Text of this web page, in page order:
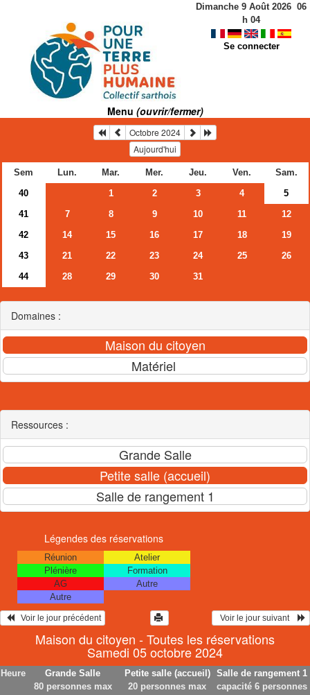
Dimanche 9 Août 2026 06
h 04
Se connecter
Menu (ouvrir/fermer)
Octobre 2024
Aujourd'hui
Sem Lun. Mar. Mer. Jeu. Ven.
Sam.
40
1 2 3 4
5
41
7 8 9 10 11
12
42
14 15 16 17 18
19
43
21 22 23 24 25
26
44
28 29 30 31
Domaines :
Ressources :
Légendes des réservations
Réunion
Atelier
Plénière
Formation
AG
Autre
Autre
   Voir le jour précédent
  Voir le jour suivant
Maison du citoyen - Toutes les réservations
Samedi 05 octobre 2024
Heure
Grande Salle
80 personnes max
Petite salle (accueil)
20 personnes max
Salle de rangement 1
capacité 6 personnes